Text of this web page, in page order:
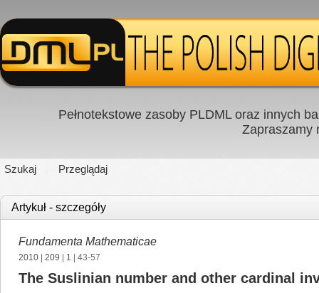
Pełnotekstowe zasoby PLDML oraz innych
Zapraszamy
Szukaj Przeglądaj
Artykuł - szczegóły
Fundamenta Mathematicae
2010 209 1 | 43-57
The Suslinian number and other cardinal